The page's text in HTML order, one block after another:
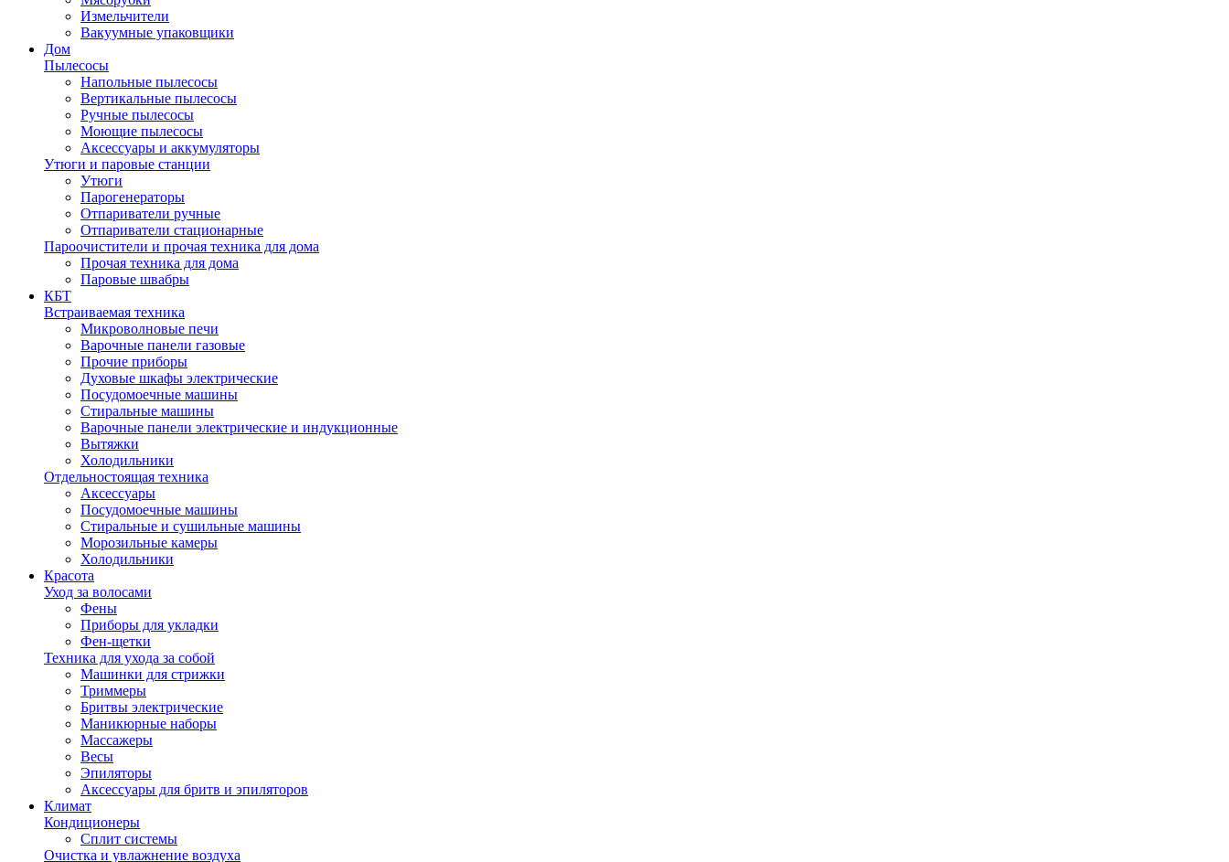
Измельчители
Вакуумные упаковщики
Дом
Пылесосы
Напольные пылесосы
Вертикальные пылесосы
Ручные пылесосы
Моющие пылесосы
Аксессуары и аккумуляторы
Утюги и паровые станции
Утюги
Парогенераторы
Отпариватели ручные
Отпариватели стационарные
Пароочистители и прочая техника для дома
Прочая техника для дома
Паровые швабры
КБТ
Встраиваемая техника
Микроволновые печи
Варочные панели газовые
Прочие приборы
Духовые шкафы электрические
Посудомоечные машины
Стиральные машины
Варочные панели электрические и индукционные
Вытяжки
Холодильники
Отдельностоящая техника
Аксессуары
Посудомоечные машины
Стиральные и сушильные машины
Морозильные камеры
Холодильники
Красота
Уход за волосами
Фены
Приборы для укладки
Фен-щетки
Техника для ухода за собой
Машинки для стрижки
Триммеры
Бритвы электрические
Маникюрные наборы
Массажеры
Весы
Эпиляторы
Аксессуары для бритв и эпиляторов
Климат
Кондиционеры
Сплит системы
Очистка и увлажнение воздуха